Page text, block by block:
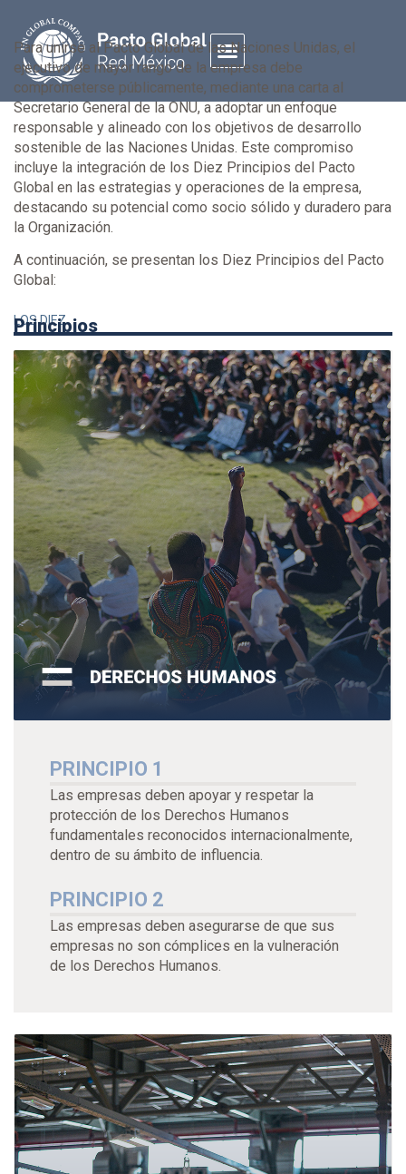
Para unirse al Pacto Global de las Naciones Unidas, el
ejecutivo de mayor rango de la empresa debe
comprometerse públicamente, mediante una carta al
Secretario General de la ONU, a adoptar un enfoque
responsable y alineado con los objetivos de desarrollo
sostenible de las Naciones Unidas. Este compromiso
incluye la integración de los Diez Principios del Pacto
Global en las estrategias y operaciones de la empresa,
destacando su potencial como socio sólido y duradero para
la Organización.
A continuación, se presentan los Diez Principios del Pacto
Global:
LOS DIEZ
Principios
PRINCIPIO 1
Las empresas deben apoyar y respetar la
protección de los Derechos Humanos
fundamentales reconocidos internacionalmente,
dentro de su ámbito de influencia.
PRINCIPIO 2
Las empresas deben asegurarse de que sus
empresas no son cómplices en la vulneración
de los Derechos Humanos.